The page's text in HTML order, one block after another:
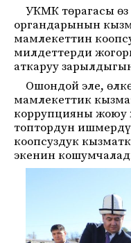
УКМК төрагасы өз
органдарынын
мамлекеттин
милдеттерди
аткаруу
Ошондой эле,
мамлекеттик
коррупцияны
топтордун
коопсуздук
экенин